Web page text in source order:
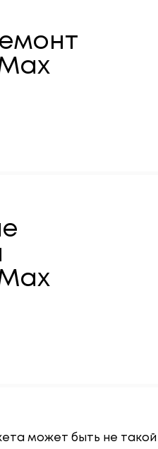
может быть не